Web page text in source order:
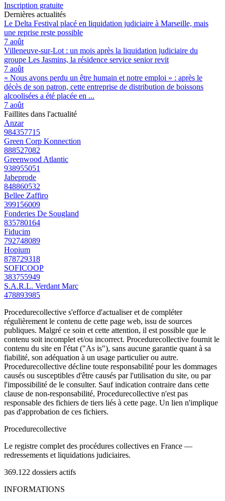
Inscription gratuite
Dernières actualités
Le Delta Festival placé en liquidation judiciaire à Marseille, mais
une reprise reste possible
7 août
Villeneuve-sur-Lot : un mois après la liquidation judiciaire du
groupe Les Jasmins, la résidence service senior revit
7 août
« Nous avons perdu un être humain et notre emploi » : après le
décès de son patron, cette entreprise de distribution de boissons
alcoolisées a été placée en ...
7 août
Faillites dans l'actualité
Anzar
984357715
Green Corp Konnection
888527082
Greenwood Atlantic
938955051
Jabeprode
848860532
Bellee Zaffiro
399156009
Fonderies De Sougland
835780164
Fiducim
792748089
Hopium
878729318
SOFICOOP
383755949
S.A.R.L. Verdant Marc
478893985
Procedurecollective s'efforce d'actualiser et de compléter
régulièrement le contenu de cette page web, issu de sources
publiques. Malgré ce soin et cette attention, il est possible que le
contenu soit incomplet et/ou incorrect. Procedurecollective fournit le
contenu du site en l'état ("As is"), sans aucune garantie quant à sa
fiabilité, son adéquation à un usage particulier ou autre.
Procedurecollective décline toute responsabilité pour les dommages
causés ou susceptibles d'être causés par l'utilisation du site, ou par
l'impossibilité de le consulter. Sauf indication contraire dans cette
clause de non-responsabilité, Procedurecollective n'est pas
responsable des fichiers de tiers liés à cette page. Un lien n'implique
pas d'approbation de ces fichiers.
Procedurecollective
Le registre complet des procédures collectives en France —
redressements et liquidations judiciaires.
369.122 dossiers actifs
INFORMATIONS